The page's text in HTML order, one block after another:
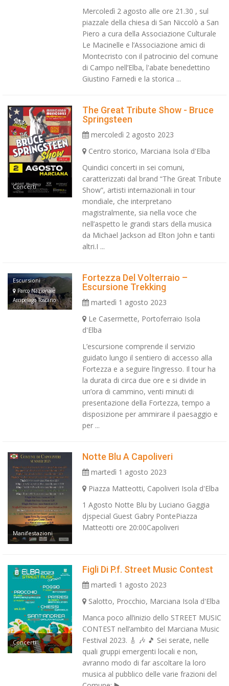
Mercoledì 2 agosto alle ore 21.30 , sul
piazzale della chiesa di San Niccolò a San
Piero a cura della Associazione Culturale
Le Macinelle e l’Associazione amici di
Montecristo con il patrocinio del comune
di Campo nell’Elba, l'abate benedettino
Giustino Farnedi e la storica ...
Concerti
The Great Tribute Show - Bruce
Springsteen
mercoledì 2 agosto 2023
Centro storico, Marciana Isola d'Elba
Quindici concerti in sei comuni,
caratterizzati dal brand “The Great Tribute
Show”, artisti internazionali in tour
mondiale, che interpretano
magistralmente, sia nella voce che
nell’aspetto le grandi stars della musica
da Michael Jackson ad Elton John e tanti
altri.I ...
Escursioni
Parco Nazionale
Arcipelago Toscano
Fortezza Del Volterraio –
Escursione Trekking
martedì 1 agosto 2023
Le Casermette, Portoferraio Isola
d'Elba
L’escursione comprende il servizio
guidato lungo il sentiero di accesso alla
Fortezza e a seguire l’ingresso. Il tour ha
la durata di circa due ore e si divide in
un’ora di cammino, venti minuti di
presentazione della Fortezza, tempo a
disposizione per ammirare il paesaggio e
per ...
Manifestazioni
Notte Blu A Capoliveri
martedì 1 agosto 2023
Piazza Matteotti, Capoliveri Isola d'Elba
1 Agosto Notte Blu by Luciano Gaggia
djspecial Guest Gabry PontePiazza
Matteotti ore 20:00Capoliveri
Concerti
Figli Di P.f. Street Music Contest
martedì 1 agosto 2023
Salotto, Procchio, Marciana Isola d'Elba
Manca poco all’inizio dello STREET MUSIC
CONTEST nell’ambito del Marciana Music
Festival 2023. 🎸 🎶 🎵 Sei serate, nelle
quali gruppi emergenti locali e non,
avranno modo di far ascoltare la loro
musica al pubblico delle varie frazioni del